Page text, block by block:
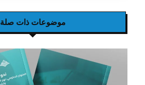
موضوعات ذات صلة